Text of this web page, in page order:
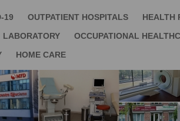
19 OUTPATIENT HOSPITALS
HEALTH
LABORATORY
OCCUPATIONAL
HOME CARE